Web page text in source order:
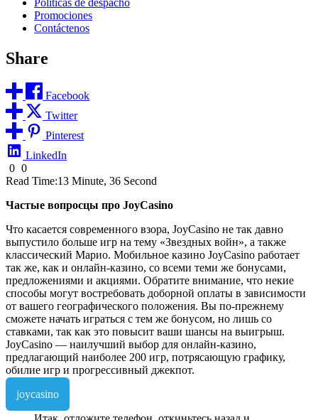
Políticas de despacho
Promociones
Contáctenos
Share
Facebook
Twitter
Pinterest
LinkedIn
0 0
Read Time:13 Minute, 36 Second
Частые вопросцы про JoyCasino
Что касается современного взора, JoyCasino не так давно
выпустило больше игр на тему «Звездных войн», а также
классический Марио. Мобильное казино JoyCasino работает
так же, как и онлайн-казино, со всеми теми же бонусами,
предложениями и акциями. Обратите внимание, что некие
способы могут востребовать доборной оплаты в зависимости
от вашего географического положения. Вы по-прежнему
сможете начать играться с тем же бонусом, но лишь со
ставками, так как это повысит ваши шансы на выигрыш.
JoyCasino — наилучший выбор для онлайн-казино,
предлагающий наиболее 200 игр, потрясающую графику,
обилие игр и прогрессивный джекпот.
joycasino